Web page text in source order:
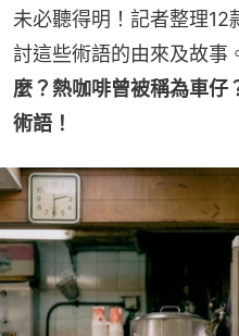
未必聽得明！記者整理12
討這些術語的由來及故事
麼？熱咖啡曾被稱為車仔
術語！